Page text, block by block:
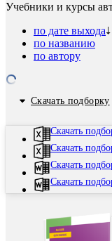
Учебники и курсы
по дате выхода
по названию
по автору
Скачать подборку
Скачать
Скачать
Скачать
Скачать